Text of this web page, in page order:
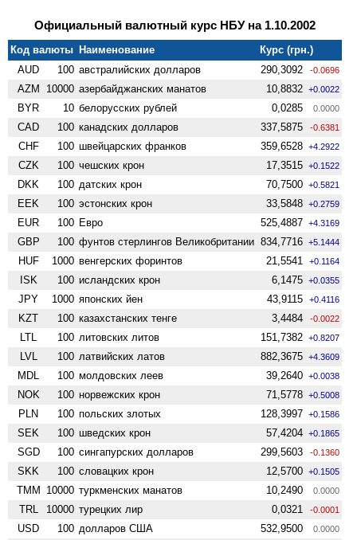
Официальный валютный курс НБУ на 1.10.2002
Код валюты Наименование
Курс (грн.)
AUD
100 австралийских долларов 290,3092 -0.0696
AZM 10000 азербайджанских манатов 10,8832 +0.0022
BYR 10 белорусских рублей 0,0285 0.0000
CAD 100 канадских долларов 337,5875 -0.6381
CHF 100 швейцарских франков 359,6528 +4.2922
CZK 100 чешских крон 17,3515 +0.1522
DKK 100 датских крон 70,7500 +0.5821
EEK 100 эстонских крон 33,5848 +0.2759
EUR 100 Евро 525,4887 +4.3169
GBP 100 фунтов стерлингов Велико­британии 834,7716 +5.1444
HUF 1000 венгерских форинтов 21,5541 +0.1164
ISK 100 исландских крон 6,1475 +0.0355
JPY 1000 японских йен 43,9115 +0.4116
KZT 100 казахстанских тенге 3,4484 -0.0022
LTL 100 литовских литов 151,7382 +0.8207
LVL 100 латвийских латов 882,3675 +4.3609
MDL 100 молдовских леев 39,2640 +0.0038
NOK 100 норвежских крон 71,5778 +0.5008
PLN 100 польских злотых 128,3997 +0.1586
SEK 100 шведских крон 57,4204 +0.1865
SGD 100 сингапурских долларов 299,5603 -0.1360
SKK 100 словацких крон 12,5700 +0.1505
TMM 10000 туркменских манатов 10,2490 0.0000
TRL 10000 турецких лир 0,0321 -0.0001
USD 100 долларов США 532,9500 0.0000